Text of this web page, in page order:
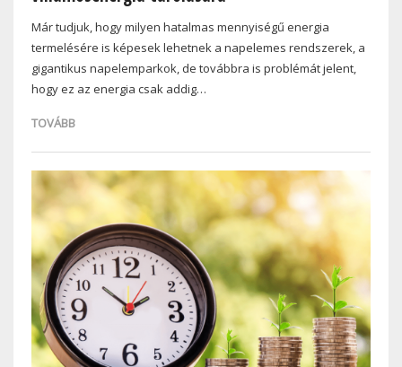
Már tudjuk, hogy milyen hatalmas mennyiségű energia
termelésére is képesek lehetnek a napelemes rendszerek, a
gigantikus napelemparkok, de továbbra is problémát jelent,
hogy ez az energia csak addig…
TOVÁBB